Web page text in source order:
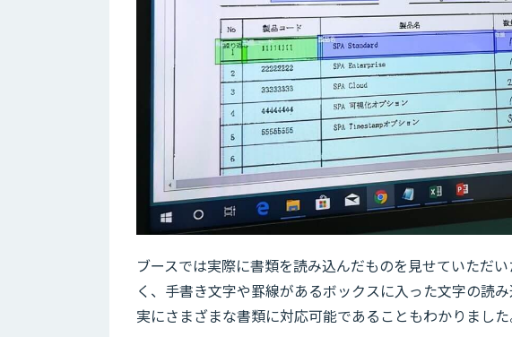
ブースでは実際に書類を読み込んだものを見せていただ
く、手書き文字や罫線があるボックスに入った文字の読
実にさまざまな書類に対応可能であることもわかりました